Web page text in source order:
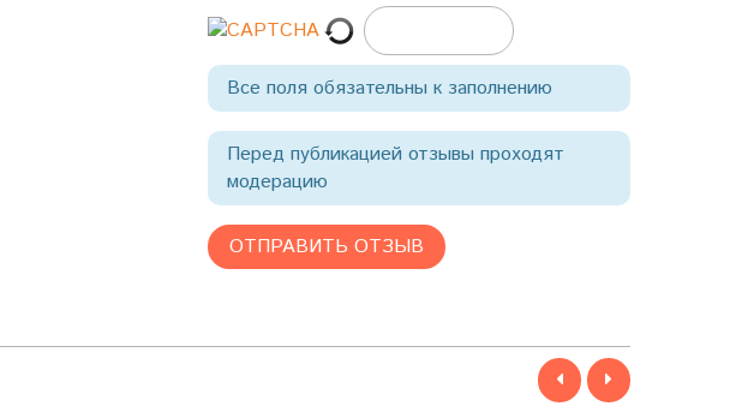
Все поля обязательны к заполнению
Перед публикацией отзывы проходят
модерацию